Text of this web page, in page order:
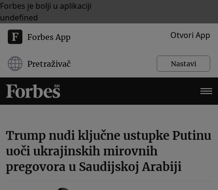
Forbes je bolji u aplikaciji
undefined
Forbes App Otvori App
Pretraživač Nastavi
Trump nudi ključne ustupke Putinu
uoči ukrajinskih mirovnih
pregovora u Saudijskoj Arabiji